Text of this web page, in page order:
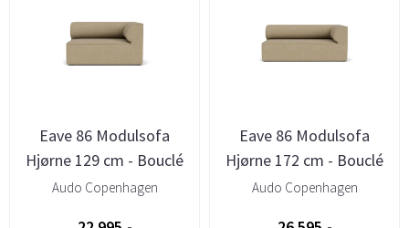
Eave 86 Modulsofa
Hjørne 129 cm - Bouclé
Beige
Audo Copenhagen
Eave 86 Modulsofa
Hjørne 172 cm - Bouclé
Beige
Audo Copenhagen